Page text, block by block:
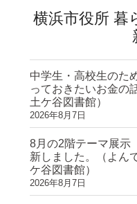
横浜市役所 暮
中学生・高校生のた
っておきたいお金の
土ケ谷図書館）
2026年8月7日
8月の2階テーマ展示
新しました。（よん
ケ谷図書館）
2026年8月7日